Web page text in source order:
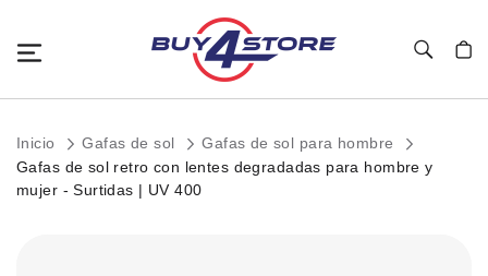
Inicio Gafas de sol
Gafas de sol para hombre
Gafas de sol retro con lentes degradadas para hombre y
mujer - Surtidas | UV 400